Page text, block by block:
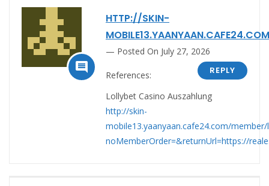

HTTP://SKIN-
MOBILE13.YAANYAAN.CAFE24.COM
Posted On July 27, 2026
REPLY
References:
Lollybet Casino Auszahlung
http://skin-
mobile13.yaanyaan.cafe24.com/
noMemberOrder=&returnUrl=https://